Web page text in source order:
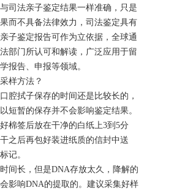
司法亲子鉴定结果一样准确，只是
而不具备法律效力，司法鉴定具有
子鉴定报告可作为立依据，全球通
部门所认可和解读，广泛应用于留
报告、申报等领域。
样方法？
腔拭子保存的时间还是比较长的，
短暂的保存并不会影响鉴定结果。
棉签后放在干净的白纸上3到5分
之后再包好装进纸质的信封中送
记。
间长，但是DNA存放太久，降解的
影响DNA的提取的。建议采集好样